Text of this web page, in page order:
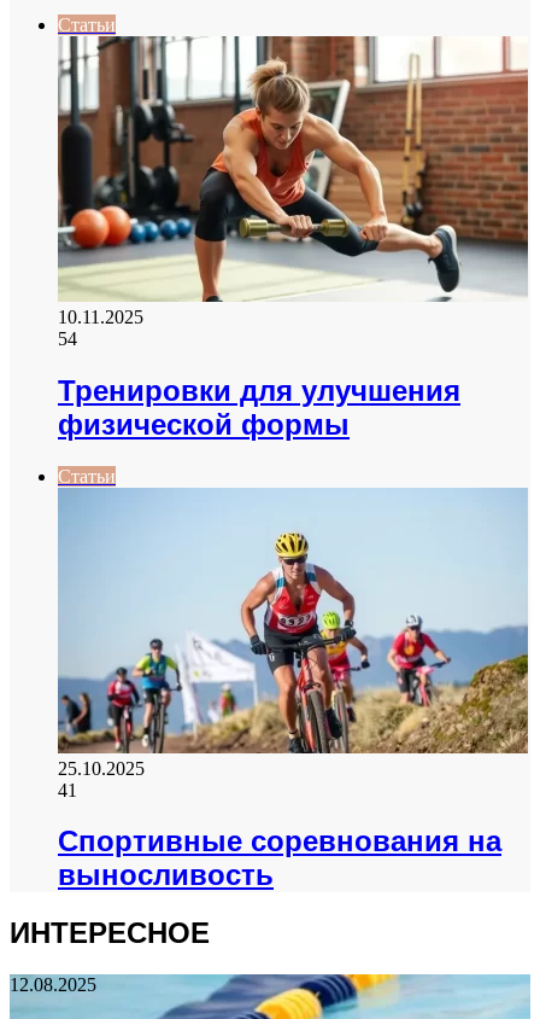
Статьи
10.11.2025
54
Тренировки для улучшения
физической формы
Статьи
25.10.2025
41
Спортивные соревнования на
выносливость
ИНТЕРЕСНОЕ
12.08.2025